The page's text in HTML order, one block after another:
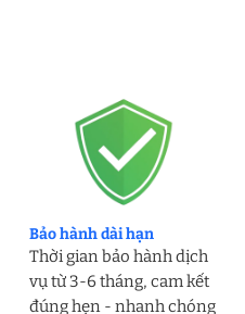
Bảo hành dài hạn
Thời gian bảo hành dịch
vụ từ 3-6 tháng, cam kết
đúng hẹn - nhanh chóng